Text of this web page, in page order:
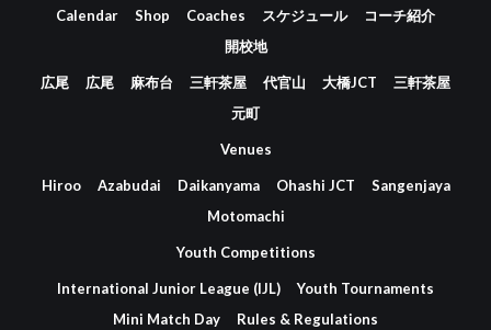
Calendar Shop Coaches スケジュール
コーチ紹介
開校地
広尾 広尾 麻布台 三軒茶屋 代官山 大橋JCT
三軒茶屋
元町
Venues
Hiroo Azabudai Daikanyama Ohashi JCT
Sangenjaya
Motomachi
Youth Competitions
International Junior League (IJL)
Youth Tournaments
Mini Match Day
Rules & Regulations